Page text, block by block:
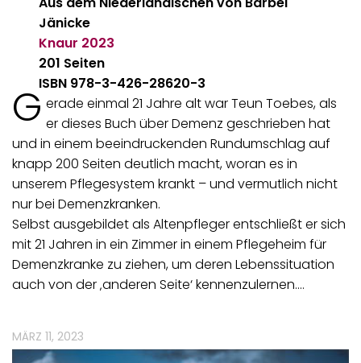
Jänicke
Knaur 2023
201 Seiten
ISBN 978-3-426-28620-3
G erade einmal 21 Jahre alt war Teun Toebes, als
er dieses Buch über Demenz geschrieben hat
und in einem beeindruckenden Rundumschlag auf
knapp 200 Seiten deutlich macht, woran es in
unserem Pflegesystem krankt – und vermutlich nicht
nur bei Demenzkranken.
Selbst ausgebildet als Altenpfleger entschließt er sich
mit 21 Jahren in ein Zimmer in einem Pflegeheim für
Demenzkranke zu ziehen, um deren Lebenssituation
auch von der ‚anderen Seite‘ kennenzulernen.…
MÄRZ 11, 2023